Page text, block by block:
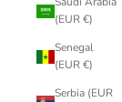
(EUR €)
Senegal
(EUR €)
Serbia (EUR